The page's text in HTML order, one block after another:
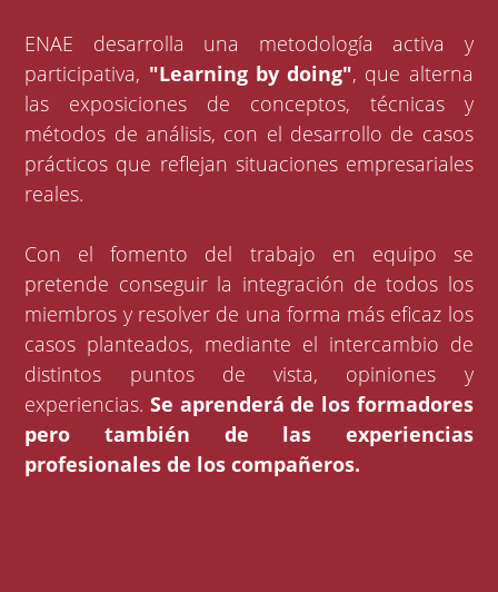
ENAE desarrolla una metodología activa y
participativa, "Learning by doing", que alterna
las exposiciones de conceptos, técnicas y
métodos de análisis, con el desarrollo de casos
prácticos que reflejan situaciones empresariales
reales.
Con el fomento del trabajo en equipo se
pretende conseguir la integración de todos los
miembros y resolver de una forma más eficaz los
casos planteados, mediante el intercambio de
distintos puntos de vista, opiniones y
experiencias.Se aprenderá de los formadores
pero también de las experiencias
profesionales de los compañeros.